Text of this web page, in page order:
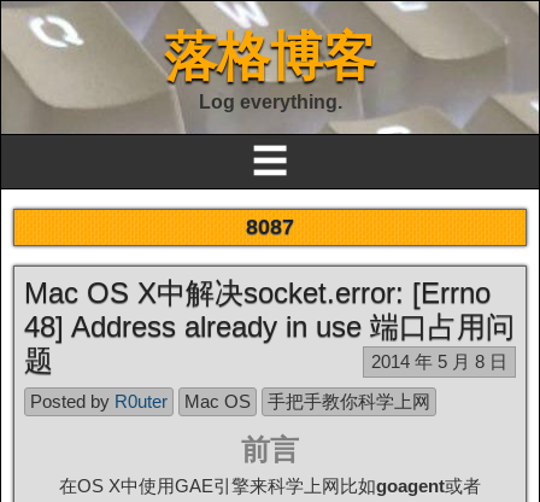
落格博客
Log everything.
☰
8087
Mac OS X中解决socket.error: [Errno
48] Address already in use 端口占用问
题
2014 年 5 月 8 日
Posted by R0uter Mac OS 手把手教你科学上网
前言
在OS X中使用GAE引擎来科学上网比如goagent或者